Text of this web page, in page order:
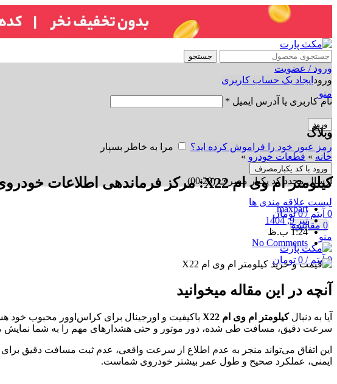
جستجو
ورود / عضویت
ورود ایجاد یک حساب کاربری
نام کاربری یا آدرس ایمیل *
ورود
رمز عبور خود را فراموش کرده اید؟ مرا به خاطر بسپار
ورود با کد یکبارمصرف
ارسال مجدد کد یکبار مصرف(00:
20
)
لیست علاقه مندی ها
0 آیتم /
0 تومان
0 مقایسه
منو
0 آیتم /
0 تومان
منو
وبلاگ
خانه » قطعات خودرو »
کیلومتر ام وی ام X22: مرکز فرماندهی اطلاعات خودروی شما
maxpart
تیر 9, 1404
1:24 ب.ظ
No Comments
آنچه در این مقاله میخوانید
آیا به دنبالکیلومتر ام وی ام X22 باکیفیت و اورجینال برای کراس‌اوور محبوب خود
سرعت دقیق، مسافت طی شده، دور موتور و حتی هشدارهای مهم را به شما نمایش
این اتفاق می‌تواند منجر به عدم اطلاع از سرعت واقعی، عدم ثبت مسافت دقیق
ایمنی، عملکرد صحیح و طول عمر بیشتر خودروی شماست.